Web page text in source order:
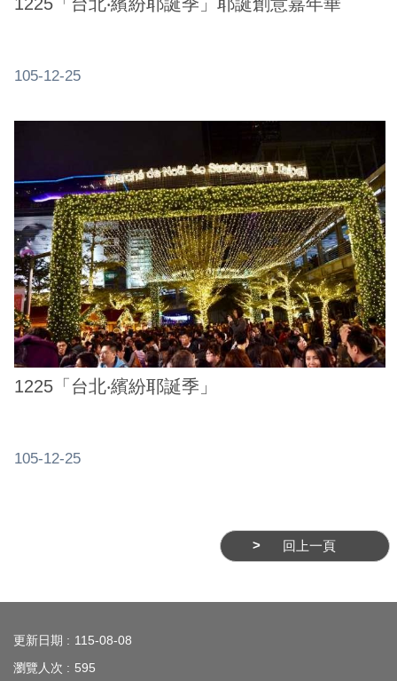
105-12-25
1225「台北‧繽紛耶誕季」
105-12-25
回上一頁
更新日期
115-08-08
瀏覽人次
595